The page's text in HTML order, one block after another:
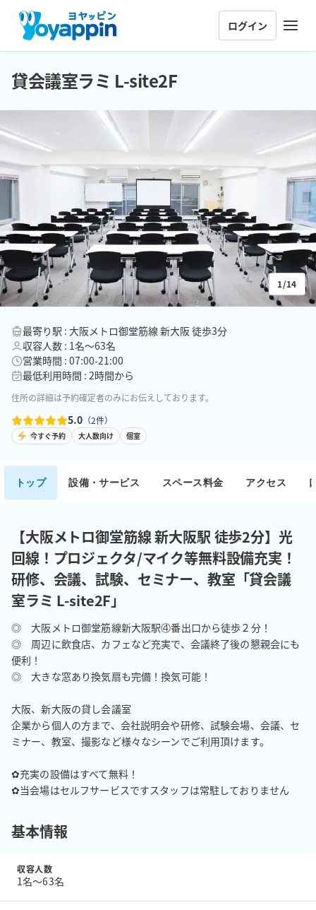
ログイン
1/14
最寄り駅 : 大阪メトロ御堂筋線 新大阪 徒歩3分
収容人数 : 1名〜63名
営業時間 : 07:00-21:00
最低利用時間 : 2時間から
住所の詳細は予約確定者のみにお伝えしております。
5.0 （2件）
今すぐ予約 大人数向け 個室
貸会議室ラミ L-site2F
トップ 設備・サービス スペース料金 アクセス
【大阪メトロ御堂筋線 新大阪駅 徒歩2分】光
回線！プロジェクタ/マイク等無料設備充実！
研修、会議、試験、セミナー、教室「貸会議
室ラミ L-site2F」
◎　大阪メトロ御堂筋線新大阪駅④番出口から徒歩２分！
◎　周辺に飲食店、カフェなど充実で、会議終了後の懇親会にも
便利！
◎　大きな窓あり換気扇も完備！換気可能！
大阪、新大阪の貸し会議室
企業から個人の方まで、会社説明会や研修、試験会場、会議、セ
ミナー、教室、撮影など様々なシーンでご利用頂けます。
✿充実の設備はすべて無料！
✿当会場はセルフサービスですスタッフは常駐しておりません
基本情報
収容人数
1名〜63名